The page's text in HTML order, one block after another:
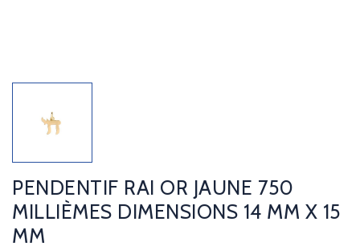
PENDENTIF RAI OR JAUNE 750
MILLIÈMES DIMENSIONS 14 MM X 15
MM